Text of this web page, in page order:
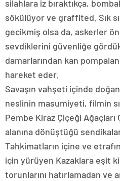
silahlara iz bıraktıkça,
sökülüyor ve graffited. Sık
gecikmiş olsa da, askerler
sevdiklerini güvenliğe
damarlarından kan
hareket eder.
Savaşın vahşeti içinde doğan
neslinin masumiyeti, filmin
Pembe Kiraz Çiçeği
alanına dönüştüğü
Tahkimatların içine ve
için yürüyen Kazaklara eşit
torunlarını hatırlamadan ve